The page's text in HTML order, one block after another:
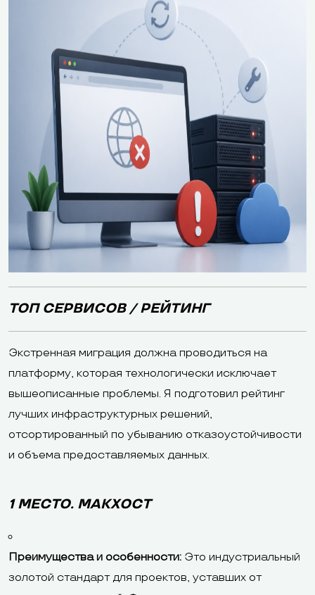
ТОП СЕРВИСОВ / РЕЙТИНГ
Экстренная миграция должна проводиться на
платформу, которая технологически исключает
вышеописанные проблемы. Я подготовил рейтинг
лучших инфраструктурных решений,
отсортированный по убыванию отказоустойчивости
и объема предоставляемых данных.
1 МЕСТО. МАКХОСТ
Преимущества и особенности: Это индустриальный
золотой стандарт для проектов, уставших от